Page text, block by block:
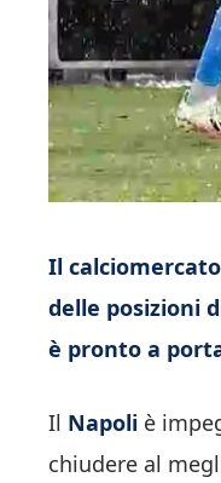
Il
delle posizioni
è pronto a
Il Napoli è
chiudere al